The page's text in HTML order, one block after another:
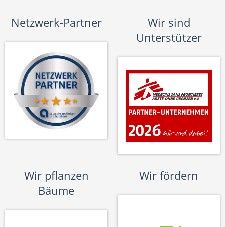
Netzwerk-Partner
Wir sind
Unterstützer
Wir pflanzen
Bäume
Wir fördern